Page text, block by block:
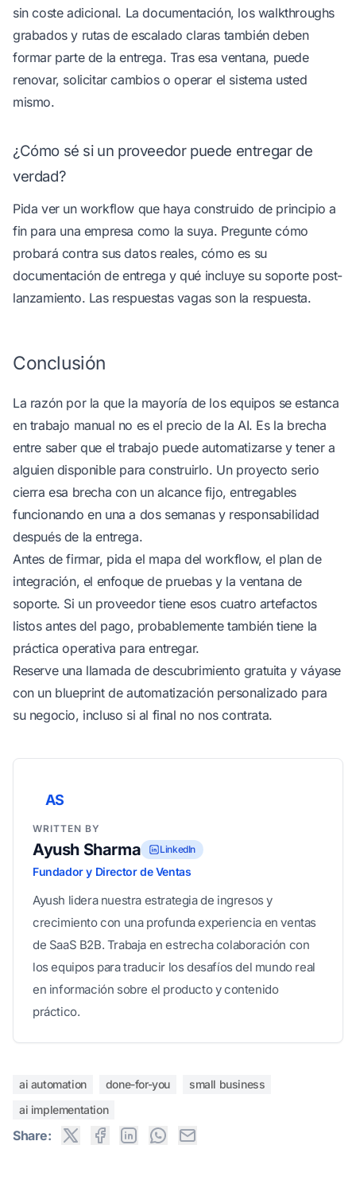
sin coste adicional. La documentación, los walkthroughs
grabados y rutas de escalado claras también deben
formar parte de la entrega. Tras esa ventana, puede
renovar, solicitar cambios o operar el sistema usted
mismo.
¿Cómo sé si un proveedor puede entregar de
verdad?
Pida ver un workflow que haya construido de principio a
fin para una empresa como la suya. Pregunte cómo
probará contra sus datos reales, cómo es su
documentación de entrega y qué incluye su soporte post-
lanzamiento. Las respuestas vagas son la respuesta.
Conclusión
La razón por la que la mayoría de los equipos se estanca
en trabajo manual no es el precio de la AI. Es la brecha
entre saber que el trabajo puede automatizarse y tener a
alguien disponible para construirlo. Un proyecto serio
cierra esa brecha con un alcance fijo, entregables
funcionando en una a dos semanas y responsabilidad
después de la entrega.
Antes de firmar, pida el mapa del workflow, el plan de
integración, el enfoque de pruebas y la ventana de
soporte. Si un proveedor tiene esos cuatro artefactos
listos antes del pago, probablemente también tiene la
práctica operativa para entregar.
Reserve una llamada de descubrimiento gratuita y váyase
con un blueprint de automatización personalizado para
su negocio, incluso si al final no nos contrata.
AS
WRITTEN BY
Ayush Sharma LinkedIn
Fundador y Director de Ventas
Ayush lidera nuestra estrategia de ingresos y
crecimiento con una profunda experiencia en ventas
de SaaS B2B. Trabaja en estrecha colaboración con
los equipos para traducir los desafíos del mundo real
en información sobre el producto y contenido
práctico.
ai automation done-for-you
small business
ai implementation
Share: